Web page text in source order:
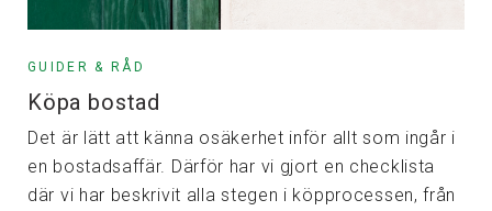
GUIDER & RÅD
Köpa bostad
Det är lätt att känna osäkerhet inför allt som ingår i
en bostadsaffär. Därför har vi gjort en checklista
där vi har beskrivit alla stegen i köpprocessen, från